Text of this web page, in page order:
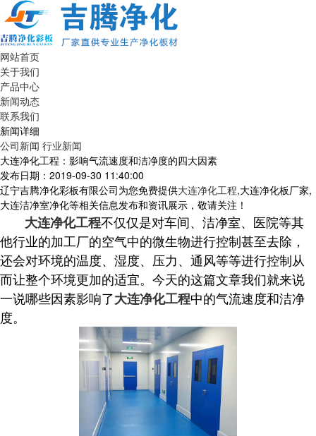
网站首页
关于我们
产品中心
新闻动态
联系我们
新闻详细
公司新闻 行业新闻
大连净化工程：影响气流速度和洁净度的四大因素
发布日期：2019-09-30 11:40:00
辽宁吉腾净化彩板有限公司为您免费提供大连净化工程,大连净化板厂家,
大连洁净室净化等相关信息发布和资讯展示，敬请关注！
大连净化工程不仅仅是对车间、洁净室、医院等其
他行业的加工厂的空气中的微生物进行控制甚至去除，
还会对环境的温度、湿度、压力、通风等等进行控制从
而让整个环境更加的适宜。今天的这篇文章我们就来说
一说哪些因素影响了大连净化工程中的气流速度和洁净
度。